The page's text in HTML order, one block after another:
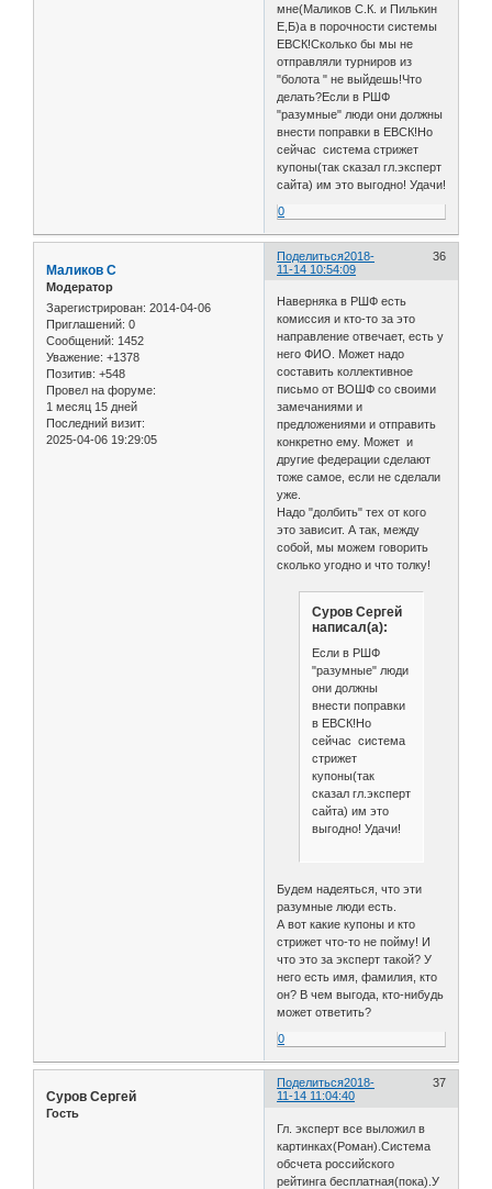
мне(Маликов С.К. и Пилькин
Е,Б)а в порочности системы
ЕВСК!Сколько бы мы не
отправляли турниров из
"болота " не выйдешь!Что
делать?Если в РШФ
"разумные" люди они должны
внести поправки в ЕВСК!Но
сейчас система стрижет
купоны(так сказал гл.эксперт
сайта) им это выгодно! Удачи!
0
Поделиться 36
2018-
11-14 10:54:09
Маликов С
Модератор
Зарегистрирован: 2014-04-06
Приглашений: 0
Сообщений: 1452
Уважение: +1378
Позитив: +548
Провел на форуме:
1 месяц 15 дней
Последний визит:
2025-04-06 19:29:05
Наверняка в РШФ есть
комиссия и кто-то за это
направление отвечает, есть у
него ФИО. Может надо
составить коллективное
письмо от ВОШФ со своими
замечаниями и
предложениями и отправить
конкретно ему. Может и
другие федерации сделают
тоже самое, если не сделали
уже.
Надо "долбить" тех от кого
это зависит. А так, между
собой, мы можем говорить
сколько угодно и что толку!
Суров Сергей
написал(а):
Если в РШФ
"разумные" люди
они должны
внести поправки
в ЕВСК!Но
сейчас система
стрижет
купоны(так
сказал гл.эксперт
сайта) им это
выгодно! Удачи!
Будем надеяться, что эти
разумные люди есть.
А вот какие купоны и кто
стрижет что-то не пойму! И
что это за эксперт такой? У
него есть имя, фамилия, кто
он? В чем выгода, кто-нибудь
может ответить?
0
Поделиться 37
2018-
11-14 11:04:40
Суров Сергей
Гость
Гл. эксперт все выложил в
картинках(Роман).Система
обсчета российского
рейтинга бесплатная(пока).У